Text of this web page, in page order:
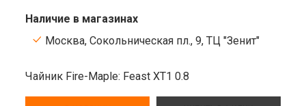
Наличие в магазинах
Москва, Сокольническая пл., 9, ТЦ "Зенит"
Чайник Fire-Maple: Feast XT1 0.8